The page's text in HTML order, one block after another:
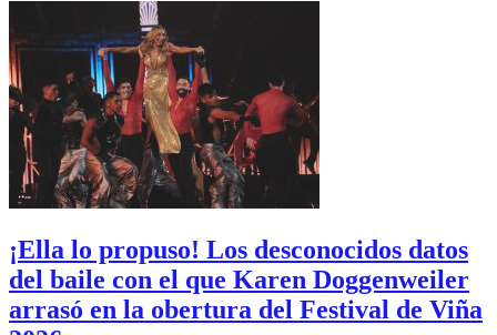
¡Ella lo propuso! Los desconocidos datos
del baile con el que Karen Doggenweiler
arrasó en la obertura del Festival de Viña